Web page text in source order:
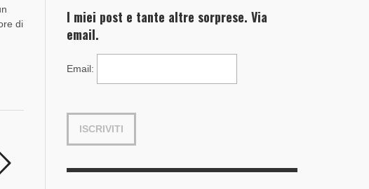
di
I miei post e tante altre sorprese. Via
email.
Email: